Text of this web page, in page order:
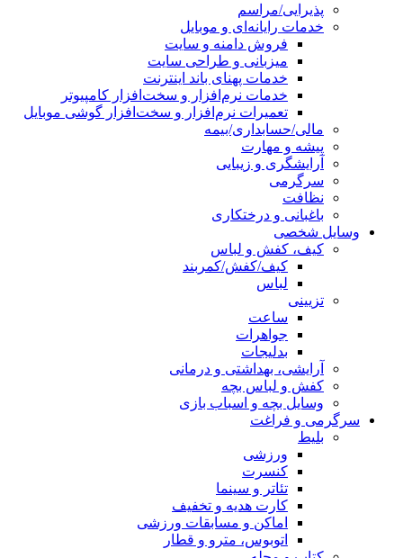
پذیرایی/مراسم
خدمات رایانه‌ای و موبایل
فروش دامنه و سایت
میزبانی و طراحی سایت
خدمات پهنای باند اینترنت
خدمات نرم‌افزار و سخت‌افزار کامپیوتر
تعمیرات نرم‌افزار و سخت‌افزار گوشی موبایل
مالی/حسابداری/بیمه
پیشه و مهارت
آرایشگری و زیبایی
سرگرمی
نظافت
باغبانی و درختکاری
وسایل شخصی
کیف، کفش و لباس
کیف/کفش/کمربند
لباس
تزیینی
ساعت
جواهرات
بدلیجات
آرایشی، بهداشتی و درمانی
کفش و لباس بچه
وسایل بچه و اسباب بازی
سرگرمی و فراغت
بلیط
ورزشی
کنسرت
تئاتر و سینما
کارت هدیه و تخفیف
اماکن و مسابقات ورزشی
اتوبوس، مترو و قطار